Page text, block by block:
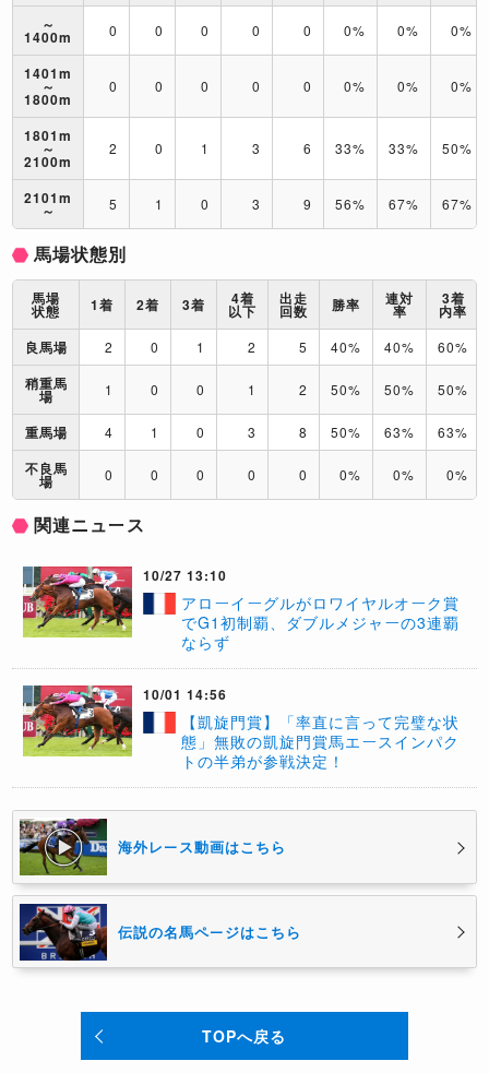
～
1400m 0 0 0 0 0 0% 0% 0%
1401m
～
1800m
0 0 0 0 0 0% 0% 0%
1801m
～
2100m
2 0 1 3 6 33% 33% 50%
2101m
～ 5 1 0 3 9 56% 67% 67%
馬場状態別
馬場
状態 1着 2着 3着 4着
以下
出走
回数 勝率 連対
率
3着
内率
良馬場
2 0 1 2 5 40% 40% 60%
稍重馬
場 1 0 0 1 2 50% 50% 50%
重馬場 4 1 0 3 8 50% 63% 63%
不良馬
場 0 0 0 0 0 0% 0% 0%
関連ニュース
10/27 13:10
​アローイーグルがロワイヤルオーク賞
でG1初制覇、ダブルメジャーの3連覇
ならず
10/01 14:56
【凱旋門賞】「率直に言って完璧な状
態」無敗の凱旋門賞馬エースインパク
トの半弟が参戦決定！
海外レース動画はこちら
伝説の名馬ページはこちら
TOPへ戻る